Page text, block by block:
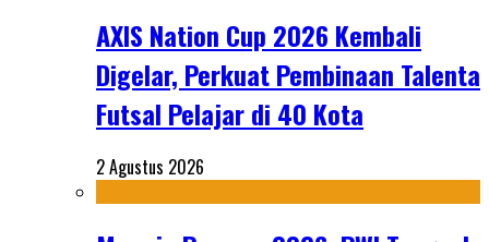
AXIS Nation Cup 2026 Kembali
Digelar, Perkuat Pembinaan Talenta
Futsal Pelajar di 40 Kota
2 Agustus 2026